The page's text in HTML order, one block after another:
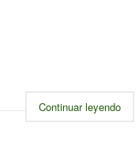
Continuar leyendo